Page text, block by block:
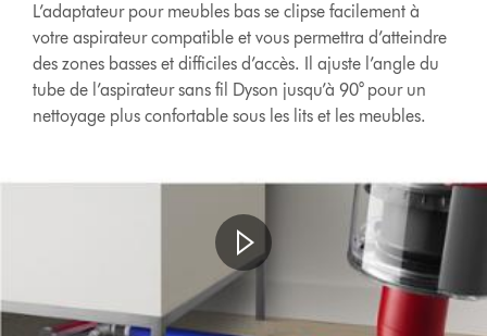
L’adaptateur pour meubles bas se clipse facilement à
votre aspirateur compatible et vous permettra d’atteindre
des zones basses et difficiles d’accès. Il ajuste l’angle du
tube de l’aspirateur sans fil Dyson jusqu’à 90° pour un
nettoyage plus confortable sous les lits et les meubles.